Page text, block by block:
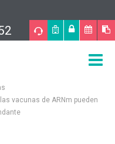
vacunas de ARNm pueden